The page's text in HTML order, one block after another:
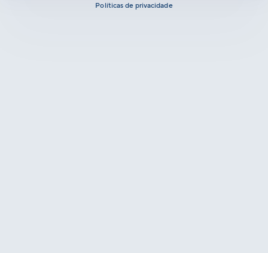
Políticas de privacidade